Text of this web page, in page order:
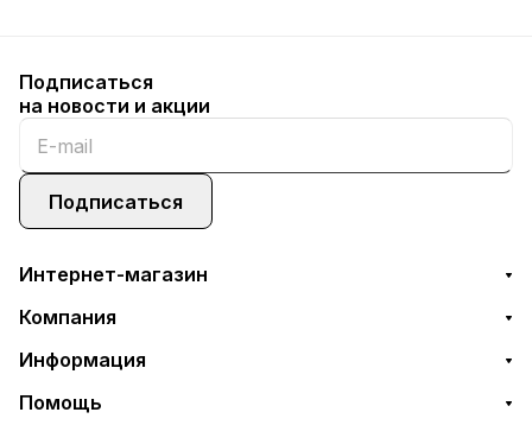
Подписаться
на новости и акции
Подписаться
Интернет-магазин
Компания
Информация
Помощь